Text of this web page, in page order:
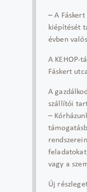
– A
kiépítését
évben
A KEHOP-
Fáskert
A
szállítói
–
vagy a
Új